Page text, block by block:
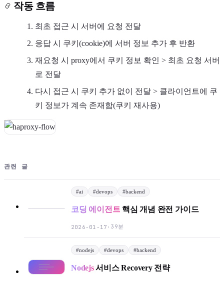
작동 흐름
최초 접근 시 서버에 요청 전달
응답 시 쿠키(cookie)에 서버 정보 추가 후 반환
재요청 시 proxy에서 쿠키 정보 확인 > 최초 요청 서버
로 전달
다시 접근 시 쿠키 추가 없이 전달 > 클라이언트에 쿠
키 정보가 계속 존재함(쿠키 재사용)
관련 글
#ai #devops #backend
코딩 에이전트 핵심 개념 완전 가이드
2026-01-17 · 39분
#nodejs #devops #backend
Nodejs서비스 Recovery 전략